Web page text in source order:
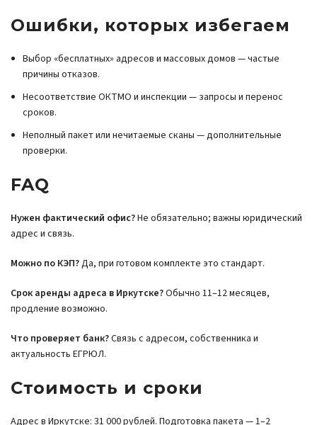
Ошибки, которых избегаем
Выбор «бесплатных» адресов и массовых домов — частые
причины отказов.
Несоответствие ОКТМО и инспекции — запросы и перенос
сроков.
Неполный пакет или нечитаемые сканы — дополнительные
проверки.
FAQ
Нужен фактический офис?Не обязательно; важны юридический
адрес и связь.
Можно по КЭП?Да, при готовом комплекте это стандарт.
Срок аренды адреса в Иркутске?Обычно 11–12 месяцев,
продление возможно.
Что проверяет банк?Связь с адресом, собственника и
актуальность ЕГРЮЛ.
Стоимость и сроки
Адрес в Иркутске: 31 000 рублей. Подготовка пакета — 1–2